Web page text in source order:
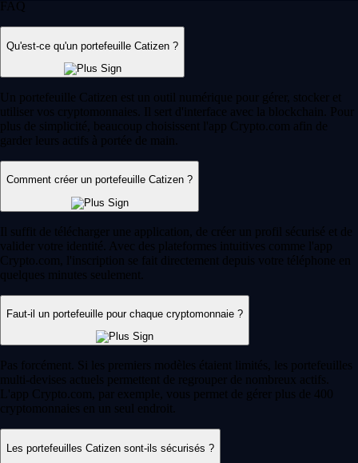
FAQ
Qu'est-ce qu'un portefeuille Catizen ?
Un portefeuille Catizen est un outil numérique pour gérer, stocker et
utiliser vos cryptomonnaies. Il sert d'interface avec la blockchain. Pour
plus de simplicité, beaucoup choisissent l'app Crypto.com afin de
garder leurs actifs à portée de main.
Comment créer un portefeuille Catizen ?
Il suffit de télécharger une application, de créer un profil sécurisé et de
valider votre identité. Avec des plateformes intuitives comme l'app
Crypto.com, l'inscription se fait directement depuis votre téléphone en
quelques minutes seulement.
Faut-il un portefeuille pour chaque cryptomonnaie ?
Pas forcément. Si les premiers modèles étaient limités, les portefeuilles
multi-devises actuels permettent de regrouper de nombreux actifs.
L'app Crypto.com, par exemple, vous permet de gérer plus de 400
cryptomonnaies en un seul endroit.
Les portefeuilles Catizen sont-ils sécurisés ?